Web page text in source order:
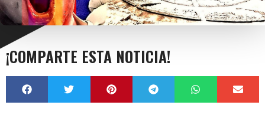
¡COMPARTE ESTA NOTICIA!